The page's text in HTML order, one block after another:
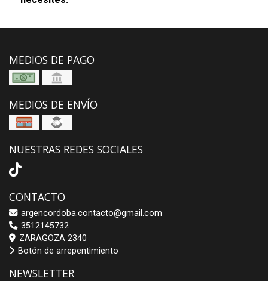
MEDIOS DE PAGO
MEDIOS DE ENVÍO
NUESTRAS REDES SOCIALES
CONTACTO
argencordoba.contacto@gmail.com
3512145732
ZARAGOZA 2340
Botón de arrepentimiento
NEWSLETTER